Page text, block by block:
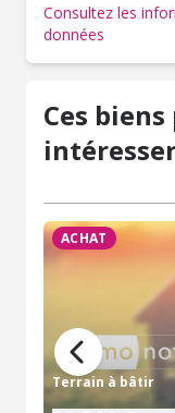
Consultez les
données
Ces
ACHAT
Terrain à bâtir